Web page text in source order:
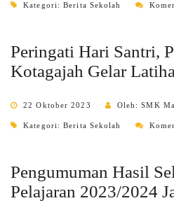
Kategori:Berita Sekolah
Peringati Hari Santri,
Kotagajah Gelar
22 Oktober 2023 Oleh: SMK
Kategori:Berita Sekolah
Pengumuman Hasil
Pelajaran 2023/2024